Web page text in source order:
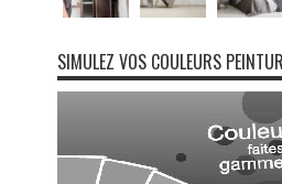
SIMULEZ VOS COULEURS